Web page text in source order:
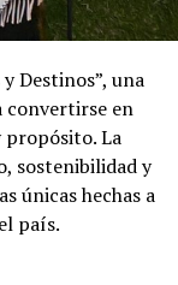
Destinos”, una
convertirse en
propósito. La
sostenibilidad y
únicas hechas a
país.